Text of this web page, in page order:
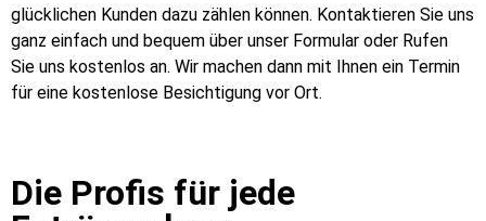
glücklichen Kunden dazu zählen können. Kontaktieren Sie uns
ganz einfach und bequem über unser Formular oder Rufen
Sie uns kostenlos an. Wir machen dann mit Ihnen ein Termin
für eine kostenlose Besichtigung vor Ort.
Die Profis für jede